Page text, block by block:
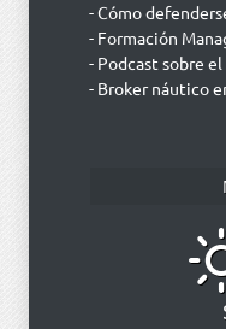
- Cómo
- Formación
- Podcast sobre
- Broker náutico